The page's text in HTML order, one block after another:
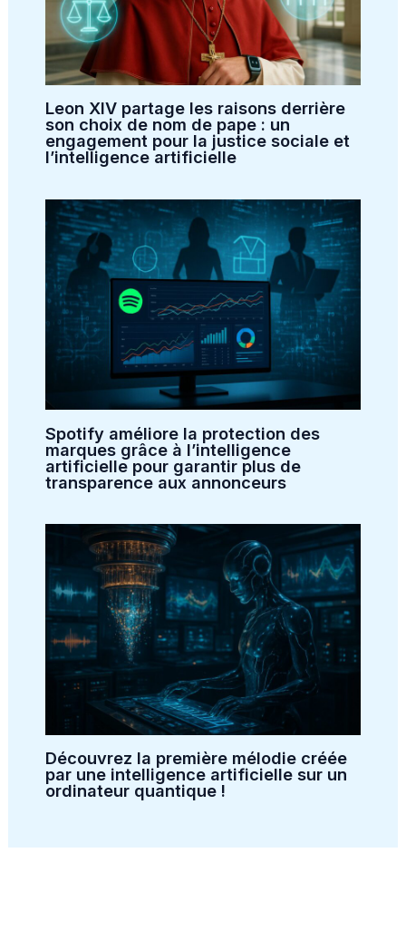
Leon XIV partage les raisons derrière
son choix de nom de pape : un
engagement pour la justice sociale et
l’intelligence artificielle
Spotify améliore la protection des
marques grâce à l’intelligence
artificielle pour garantir plus de
transparence aux annonceurs
Découvrez la première mélodie créée
par une intelligence artificielle sur un
ordinateur quantique !